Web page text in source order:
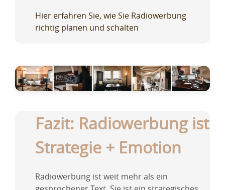
Hier erfahren Sie, wie Sie Radiowerbung
richtig planen und schalten
Fazit: Radiowerbung ist
Strategie + Emotion
Radiowerbung ist weit mehr als ein